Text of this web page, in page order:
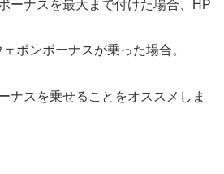
ーナスを最大まで付けた場合、HP
ポンボーナスが乗った場合。
ナスを乗せることをオススメしま